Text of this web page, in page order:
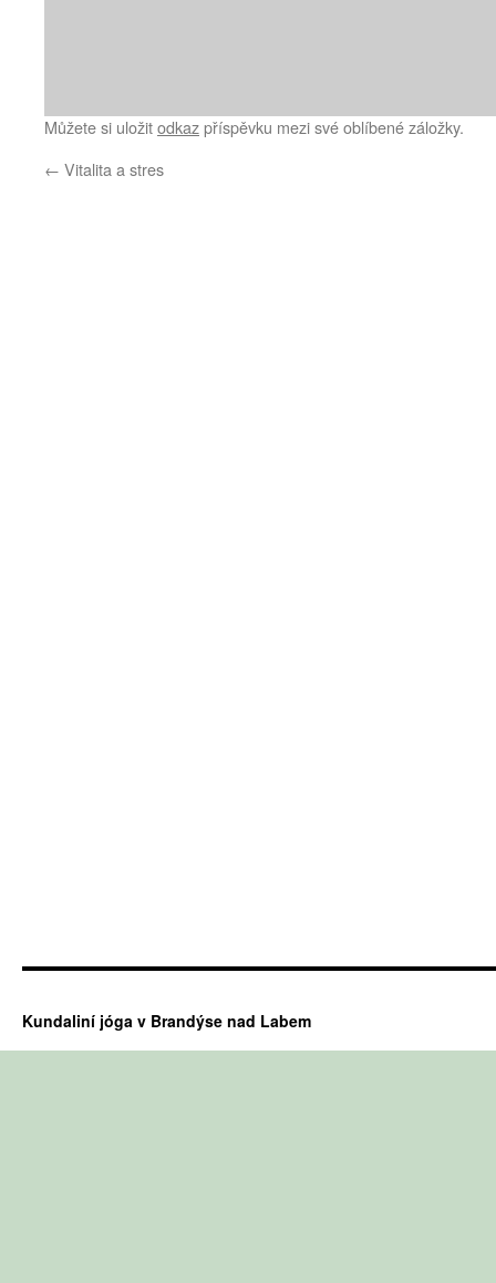
Můžete si uložitodkazpříspěvku mezi své oblíbené záložky.
← Vitalita a stres
Kundaliní jóga v Brandýse nad Labem